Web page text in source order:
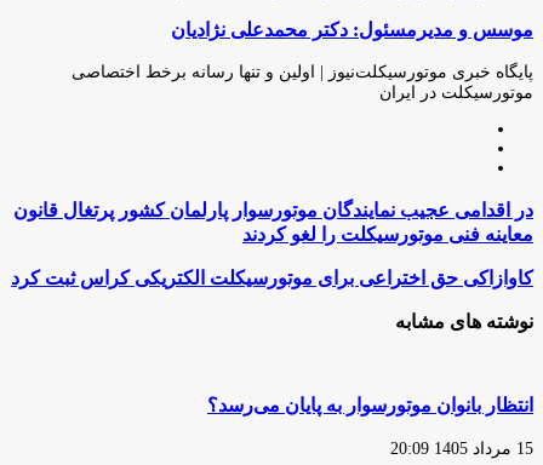
از
ایمیل
موسس و مدیرمسئول: دکتر محمدعلی نژادیان
پایگاه خبری موتورسیکلت‌نیوز | اولین و تنها رسانه برخط اختصاصی
موتورسیکلت در ایران
در
اقدامی
عجیب
نمایندگان
موتورسوار
کشور
معاینه
فنی
را
در اقدامی عجیب نمایندگان موتورسوار پارلمان کشور پرتغال قانون
معاینه فنی موتورسیکلت را لغو کردند
کاوازاکی
اختراعی
برای
کراس
ثبت
کرد
کاوازاکی حق اختراعی برای موتورسیکلت الکتریکی کراس ثبت کرد
نوشته های مشابه
انتظار بانوان موتورسوار به پایان می‌رسد؟
15 مرداد 1405 20:09